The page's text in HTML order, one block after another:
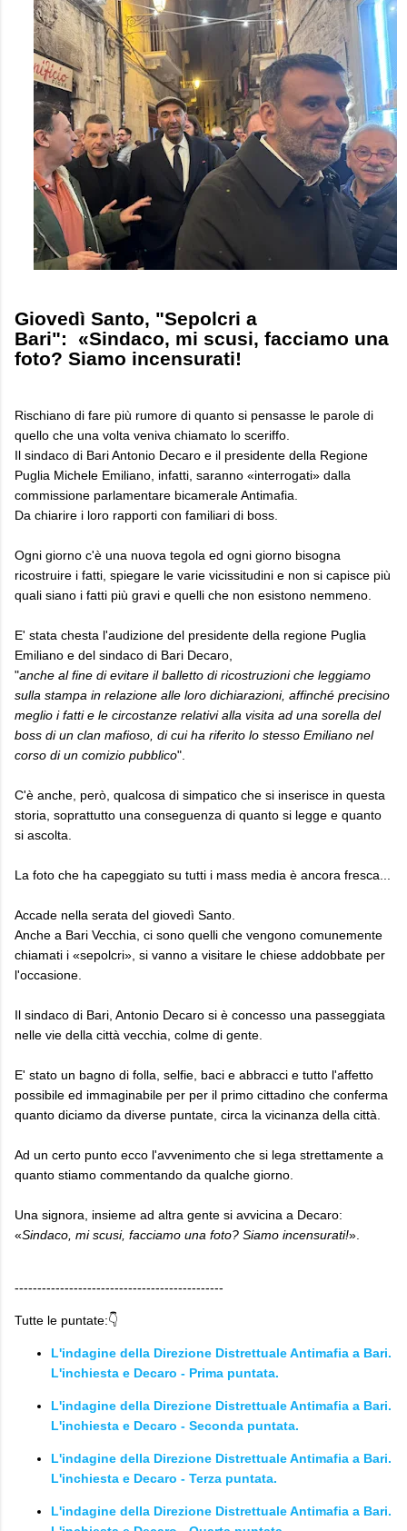
Giovedì Santo, "Sepolcri a
Bari": «Sindaco, mi scusi, facciamo una
foto? Siamo incensurati!
Rischiano di fare più rumore di quanto si pensasse le parole di
quello che una volta veniva chiamato lo sceriffo.
Il sindaco di Bari Antonio Decaro e il presidente della Regione
Puglia Michele Emiliano, infatti, saranno «interrogati» dalla
commissione parlamentare bicamerale Antimafia.
Da chiarire i loro rapporti con familiari di boss.
Ogni giorno c'è una nuova tegola ed ogni giorno bisogna
ricostruire i fatti, spiegare le varie vicissitudini e non si capisce più
quali siano i fatti più gravi e quelli che non esistono nemmeno.
E' stata chesta l'audizione del presidente della regione Puglia
Emiliano e del sindaco di Bari Decaro,
"anche al fine di evitare il balletto di ricostruzioni che leggiamo
sulla stampa in relazione alle loro dichiarazioni, affinché precisino
meglio i fatti e le circostanze relativi alla visita ad una sorella del
boss di un clan mafioso, di cui ha riferito lo stesso Emiliano nel
corso di un comizio pubblico".
C'è anche, però, qualcosa di simpatico che si inserisce in questa
storia, soprattutto una conseguenza di quanto si legge e quanto
si ascolta.
La foto che ha capeggiato su tutti i mass media è ancora fresca...
Accade nella serata del giovedì Santo.
Anche a Bari Vecchia, ci sono quelli che vengono comunemente
chiamati i «sepolcri», si vanno a visitare le chiese addobbate per
l'occasione.
Il sindaco di Bari, Antonio Decaro si è concesso una passeggiata
nelle vie della città vecchia, colme di gente.
E' stato un bagno di folla, selfie, baci e abbracci e tutto l'affetto
possibile ed immaginabile per per il primo cittadino che conferma
quanto diciamo da diverse puntate, circa la vicinanza della città.
Ad un certo punto ecco l'avvenimento che si lega strettamente a
quanto stiamo commentando da qualche giorno.
Una signora, insieme ad altra gente si avvicina a Decaro:
«Sindaco, mi scusi, facciamo una foto? Siamo incensurati!».
----------------------------------------------
Tutte le puntate:👇
L'indagine della Direzione Distrettuale Antimafia a Bari.
L'inchiesta e Decaro - Prima puntata.
L'indagine della Direzione Distrettuale Antimafia a Bari.
L'inchiesta e Decaro - Seconda puntata.
L'indagine della Direzione Distrettuale Antimafia a Bari.
L'inchiesta e Decaro - Terza puntata.
L'indagine della Direzione Distrettuale Antimafia a Bari.